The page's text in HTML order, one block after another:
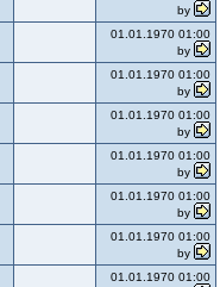
by
01.01.1970 01:00
by
01.01.1970 01:00
by
01.01.1970 01:00
by
01.01.1970 01:00
by
01.01.1970 01:00
by
01.01.1970 01:00
by
01.01.1970 01:00